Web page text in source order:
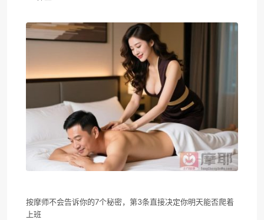
按摩师不会告诉你的7个秘密，第3条直接决定你明天能否爬着
上班